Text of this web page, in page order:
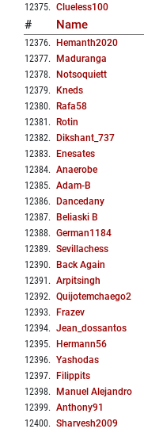
12375. Clueless100
# Name
12376. Hemanth2020
12377. Maduranga
12378. Notsoquiett
12379. Kneds
12380. Rafa58
12381 . Rotin
12382. Dikshant_737
12383. Enesates
12384. Anaerobe
12385. Adam-B
12386. Dancedany
12387. Beliaski B
12388. German1184
12389. Sevillachess
12390. Back Again
12391 . Arpitsingh
12392. Quijotemchaego2
12393. Frazev
12394. Jean_dossantos
12395. Hermann56
12396. Yashodas
12397. Filippits
12398. Manuel Alejandro
12399. Anthony91
12400. Sharvesh2009